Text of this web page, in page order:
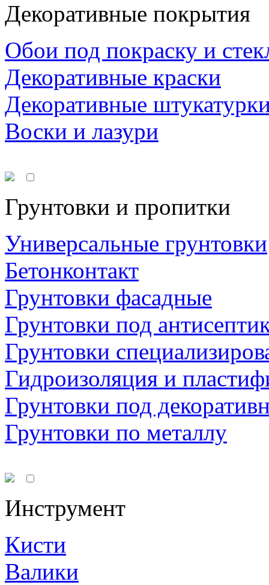
Декоративные покрытия
Обои под покраску и
Декоративные краски
Декоративные
Воски и лазури
Грунтовки и пропитки
Универсальные грунтовки
Бетонконтакт
Грунтовки фасадные
Грунтовки под
Грунтовки
Гидроизоляция и
Грунтовки под
Грунтовки по металлу
Инструмент
Кисти
Валики